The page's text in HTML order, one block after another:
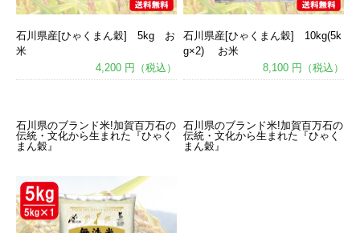
石川県産[ひゃくまん穀] 5kg お
米
4,200 円（税込）
石川県のブランド米!加賀百万石の
伝統・文化から生まれた『ひゃく
まん穀』
石川県産[ひゃくまん穀] 10kg(5k
g×2) お米
8,100 円（税込）
石川県のブランド米!加賀百万石の
伝統・文化から生まれた『ひゃく
まん穀』